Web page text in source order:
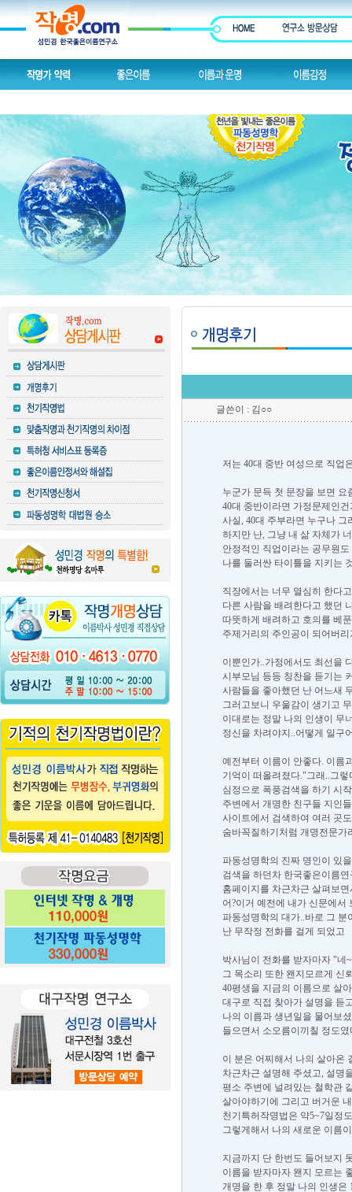
글쓴이 : 김○○
저는 40대 중반 여성으로 직업
누군가 문득 첫 문장을 보면
40대 중반이라면 가정문제인
사실, 40대 주부라면 누구나
하지만 난, 그냥 내 삶 자체가
안정적인 직업이라는 공무원
나를 둘러싼 타이틀을 지키는
직장에서는 너무 열심히 한다
다른 사람을 배려한다고 했던
따뜻하게 배려하고 호의를 베
주제거리의 주인공이 되어버
이뿐인가..가정에서도 최선을
시부모님 등등 칭찬을 듣기는
사람들을 좋아했던 난 어느새
그러고보니 우울감이 생기고
이대로는 정말 나의 인생이 무
정신을 차려야지..어떻게 일구
예전부터 이름이 안좋다. 이름
기억이 떠올려졌다."그래..그
심정으로 폭풍검색을 하기 시
주변에서 개명한 친구들 지인
사이트에서 검색하여 여러 곳
숨바꼭질하기처럼 개명전문가
파동성명학의 진짜 명인이 있
검색을 하던차 한국좋은이름
홈페이지를 차근차근 살펴보
어?이거 예전에 내가 신문에
파동성명학의 대가..바로 그 분
난 무작정 전화를 걸게 되었고
박사님이 전화를 받자마자 "네
그 목소리 또한 왠지모르게 신
40평생을 지금의 이름으로 살
대구로 직접 찾아가 설명을 듣
나의 이름과 생년일을 물어보
들으면서 소오름이끼칠 정도였
이 분은 어찌해서 나의 살아온
차근차근 설명해 주셨고, 설명
평소 주변에 널려있는 철학관
살아야하기에 그리고 버거운
천기특허작명법은 약5~7일정
그렇게해서 나의 새로운 이름
지금까지 단 한번도 들어보지
이름을 받자마자 왠지 모르는
개명을 한 후 정말 나의 인생은